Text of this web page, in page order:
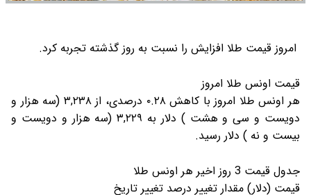
امروز قیمت طلا افزایش را نسبت به روز گذشته تجربه کرد.
قیمت اونس طلا امروز
هر اونس طلا امروز با کاهش ۰.۲۸ درصدی، از ۳,۲۳۸ (سه هزار و
دویست و سی و هشت ) دلار به ۳,۲۲۹ (سه هزار و دویست و
بیست و نه ) دلار رسید.
جدول قیمت 3 روز اخیر هر اونس طلا
قیمت (دلار) مقدار تغییر درصد تغییر تاریخ